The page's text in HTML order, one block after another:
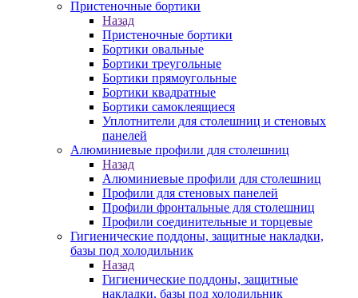
Пристеночные бортики
Назад
Пристеночные бортики
Бортики овальные
Бортики треугольные
Бортики прямоугольные
Бортики квадратные
Бортики самоклеящиеся
Уплотнители для столешниц и стеновых
панелей
Алюминиевые профили для столешниц
Назад
Алюминиевые профили для столешниц
Профили для стеновых панелей
Профили фронтальные для столешниц
Профили соединительные и торцевые
Гигиенические поддоны, защитные накладки,
базы под холодильник
Назад
Гигиенические поддоны, защитные
накладки, базы под холодильник